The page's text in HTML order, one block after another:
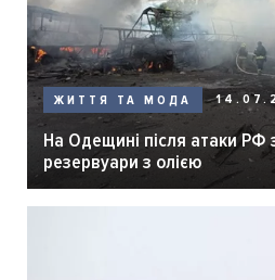
ЖИТТЯ ТА МОДА
На Одещині після атаки РФ
резервуари з олією